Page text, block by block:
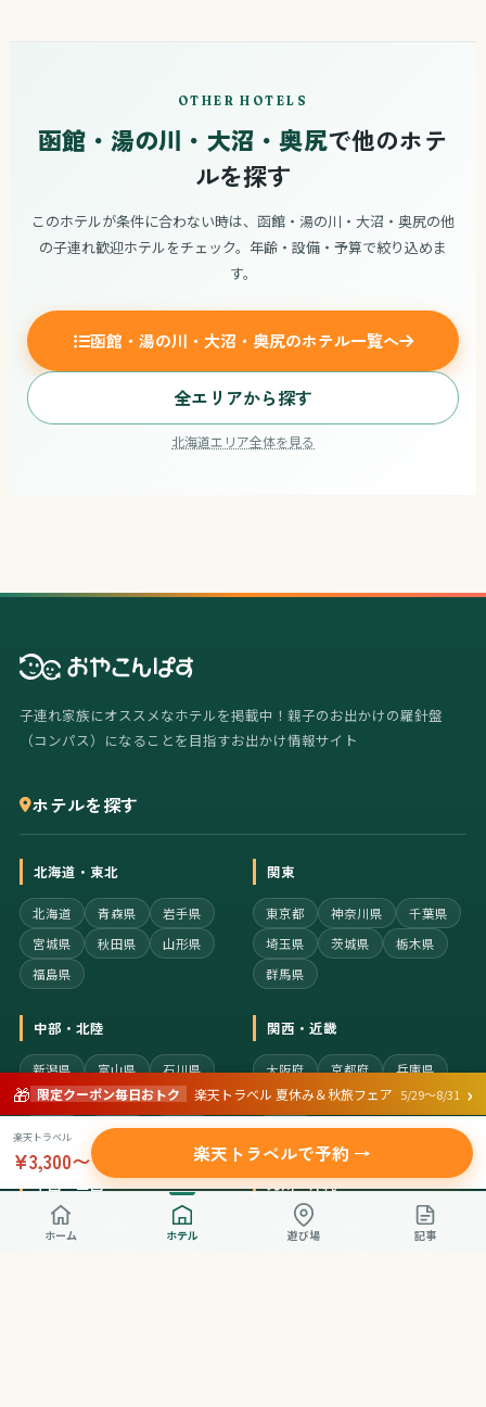
OTHER HOTELS
函館・湯の川・大沼・奥尻で他のホテ
ルを探す
このホテルが条件に合わない時は、函館・湯の川・大沼・奥尻の他
の子連れ歓迎ホテルをチェック。年齢・設備・予算で絞り込めま
す。
函館・湯の川・大沼・奥尻のホテル一覧へ
全エリアから探す
北海道エリア全体を見る
🎁 限定クーポン毎日おトク 楽天トラベル 夏休み＆秋旅フェア 5/29〜8/31 ›
楽天トラベル
¥3,300〜 楽天トラベルで予約 →
子連れ家族にオススメなホテルを掲載中！親子のお出かけの羅針盤
（コンパス）になることを目指すお出かけ情報サイト
ホテルを探す
北海道・東北
北海道 青森県
岩手県
宮城県
秋田県
山形県
福島県
関東
東京都 神奈川県
千葉県
埼玉県
茨城県
栃木県
群馬県
中部・北陸
新潟県 富山県
石川県
福井県
山梨県
長野県
岐阜県
静岡県 愛知県
関西・近畿
大阪府 京都府
兵庫県
奈良県
滋賀県
和歌山県
三重県
中国・四国
鳥取県
岡山県
九州・沖縄
福岡県
長崎県
ホーム ホテル 遊び場 記事